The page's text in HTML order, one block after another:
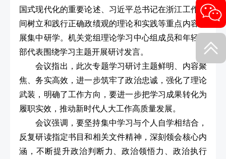
国式现代化的重要论述、习近平总书记在浙江工作期
间树立和践行正确政绩观的理论和实践等重点内容开
展集中研学。机关党组理论学习中心组成员和年轻干
部代表围绕学习主题开展研讨发言。
会议指出，此次专题学习研讨主题鲜明、内容聚
焦、务实高效，进一步筑牢了政治忠诚，强化了理论
武装，明确了工作方向，要进一步把学习成果转化为
履职实效，推动新时代人大工作高质量发展。
会议强调，要坚持集中学习与个人自学相结合，
反复研读指定书目和相关文件精神，深刻领会核心内
涵，不断提升政治判断力、政治领悟力、政治执行